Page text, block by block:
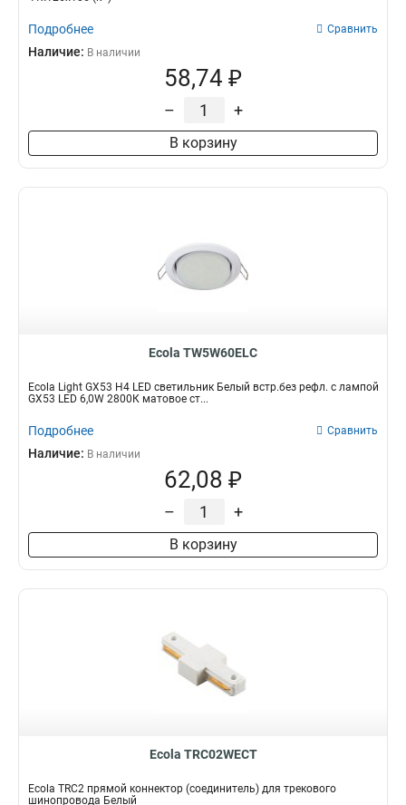
Подробнее Сравнить
Наличие: В наличии
58,74 ₽
– +
В корзину
Ecola TW5W60ELC
Ecola Light GX53 H4 LED светильник Белый встр.без рефл. с лампой
GX53 LED 6,0W 2800К матовое ст...
Подробнее Сравнить
Наличие: В наличии
62,08 ₽
– +
В корзину
Ecola TRC02WECT
Ecola TRC2 прямой коннектор (соединитель) для трекового
шинопровода Белый